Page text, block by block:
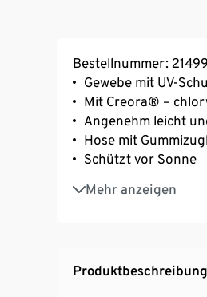
Bestellnummer:
Gewebe mit UV-
Mit Creora® –
Angenehm leicht
Hose mit
Schützt vor Sonne
Mehr anzeigen
Mit Elasthan:
Produktbeschreibung